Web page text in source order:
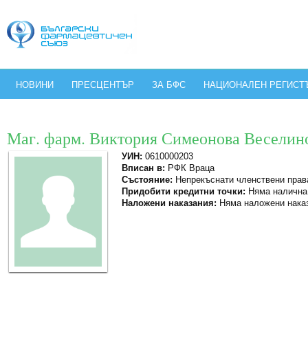
НОВИНИ ПРЕСЦЕНТЪР ЗА БФС НАЦИОНАЛЕН
Маг. фарм. Виктория Симеонова
УИН: 0610000203
Вписан в: РФК Враца
Състояние: Непрекъснати членствени
Придобити кредитни точки: Няма
Наложени наказания: Няма наложени